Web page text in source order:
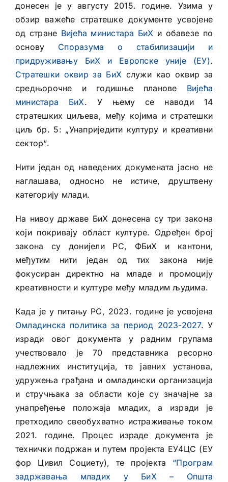
донесен је у августу 2015. године. Узима у
обзир важеће стратешке документе усвојене
од стране Вијећа министара БиХ и обавезе по
основу Споразума о стабилизацији и
придруживању БиХ и Европске уније (ЕУ).
Стратешки оквир за БиХ служи као оквир за
средњорочне и годишње планове Вијећа
министара БиХ. У њему се наводи 14
стратешких циљева, међу којима и стратешки
циљ бр. 5: „Унаприједити културу и креативни
сектор“.
Нити један од наведених докумената јасно не
наглашава, односно не истиче, друштвену
категорију млади.
На нивоу државе БиХ донесена су три закона
који покривају област културе. Одређен број
закона су донијели РС, ФБиХ и кантони,
међутим нити један од тих закона није
фокусиран директно на младе и промоцију
креативности и културе међу младим људима.
Када је у питању РС, 2023. године је усвојена
Омладинска политика за период 2023-2027. У
изради овог документа у радним групама
учествовало је 70 представника ресорно
надлежних институција, те јавних установа,
удружења грађана и омладински организација
и стручњака за области које су значајне за
унапређење положаја младих, а изради је
претходило свеобухватно истраживање током
2021. године. Процес израде документа је
технички подржан и путем пројекта ЕУ4ЦС (ЕУ
фор Цивил Социетy), те пројекта “Програм
задржавања младих у БиХ – Општа